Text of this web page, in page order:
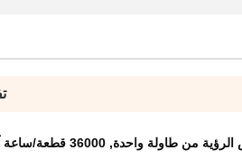
الرؤية من طاولة واحدة, 36000 قطعة/ساعة آلة فحص الرؤية